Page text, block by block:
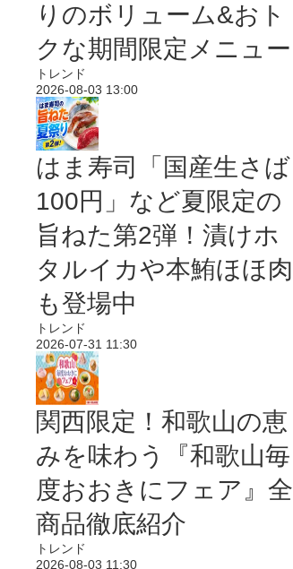
りのボリューム&おト
クな期間限定メニュー
トレンド
2026-08-03 13:00
はま寿司「国産生さば
100円」など夏限定の
旨ねた第2弾！漬けホ
タルイカや本鮪ほほ肉
も登場中
トレンド
2026-07-31 11:30
関西限定！和歌山の恵
みを味わう『和歌山毎
度おおきにフェア』全
商品徹底紹介
トレンド
2026-08-03 11:30